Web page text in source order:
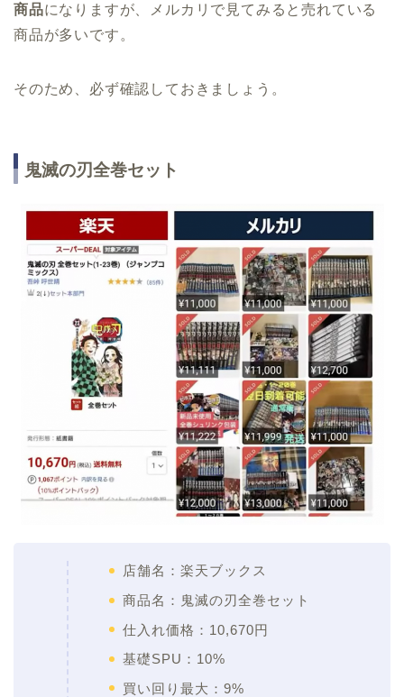
商品になりますが、メルカリで見てみると売れている
商品が多いです。
そのため、必ず確認しておきましょう。
鬼滅の刃全巻セット
店舗名：楽天ブックス
商品名：鬼滅の刃全巻セット
仕入れ価格：10,670円
基礎SPU：10%
買い回り最大：9%